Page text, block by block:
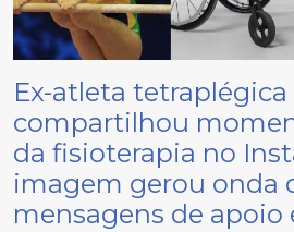
Ex-atleta tetraplégica
compartilhou
da fisioterapia no
imagem gerou onda
mensagens de apoio